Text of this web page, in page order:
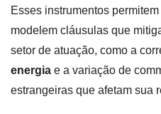
Esses instrumentos
modelem cláusulas que
setor de atuação, como a
energia e a variação de
estrangeiras que afetam sua